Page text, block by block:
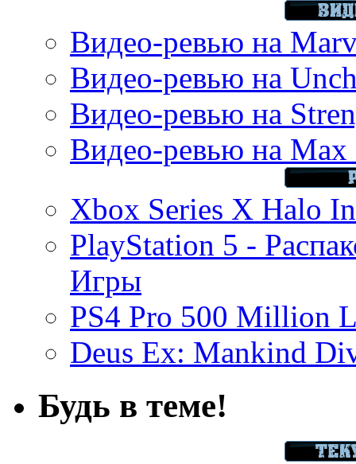
Видео-ревью на
Видео-ревью на
Видео-ревью на
Видео-ревью на Max
Xbox Series X Halo
PlayStation 5 -
Игры
PS4 Pro 500 Million
Deus Ex: Mankind
Будь в теме!